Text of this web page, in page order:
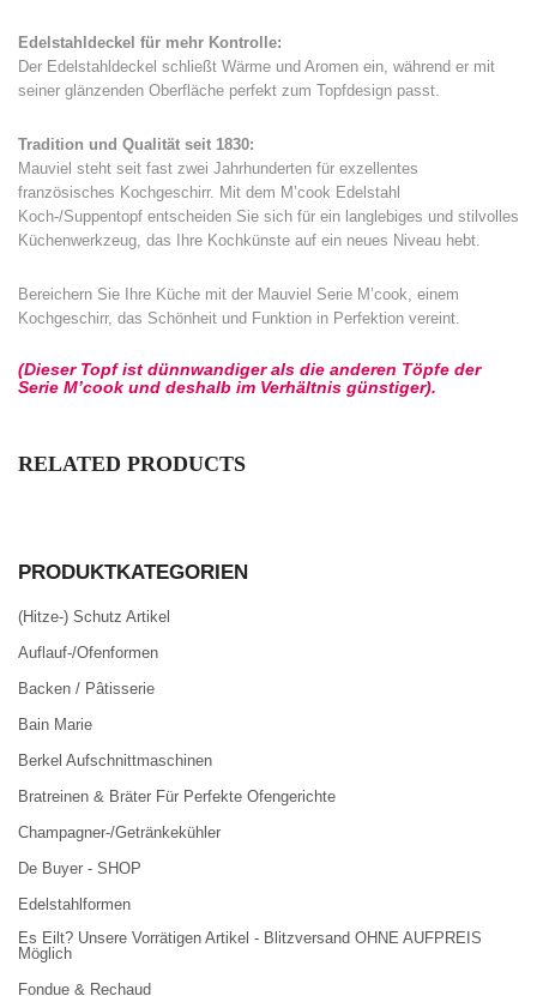
Edelstahldeckel für mehr Kontrolle:
Der Edelstahldeckel schließt Wärme und Aromen ein, während er mit
seiner glänzenden Oberfläche perfekt zum Topfdesign passt.
Tradition und Qualität seit 1830:
Mauviel steht seit fast zwei Jahrhunderten für exzellentes
französisches Kochgeschirr. Mit dem M’cook Edelstahl
Koch-/Suppentopf entscheiden Sie sich für ein langlebiges und stilvolles
Küchenwerkzeug, das Ihre Kochkünste auf ein neues Niveau hebt.
Bereichern Sie Ihre Küche mit der Mauviel Serie M’cook, einem
Kochgeschirr, das Schönheit und Funktion in Perfektion vereint.
(Dieser Topf ist dünnwandiger als die anderen Töpfe der
Serie M’cook und deshalb im Verhältnis günstiger).
RELATED PRODUCTS
PRODUKTKATEGORIEN
(Hitze-) Schutz Artikel
Auflauf-/Ofenformen
Backen / Pâtisserie
Bain Marie
Berkel Aufschnittmaschinen
Bratreinen & Bräter Für Perfekte Ofengerichte
Champagner-/Getränkekühler
De Buyer - SHOP
Edelstahlformen
Es Eilt? Unsere Vorrätigen Artikel - Blitzversand OHNE AUFPREIS
Möglich
Fondue & Rechaud